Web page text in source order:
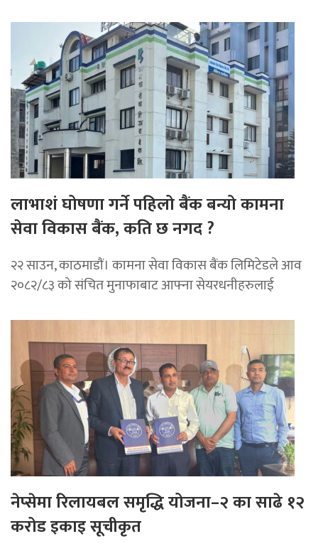
लाभाशं घोषणा गर्ने पहिलो बैंक बन्यो कामना
सेवा विकास बैंक, कति छ नगद ?
२२ साउन, काठमाडाैं। कामना सेवा विकास बैंक लिमिटेडले आव
२०८२/८३ को संचित मुनाफाबाट आफ्ना सेयरधनीहरुलाई
नेप्सेमा रिलायबल समृद्धि योजना–२ का साढे १२
करोड इकाइ सूचीकृत